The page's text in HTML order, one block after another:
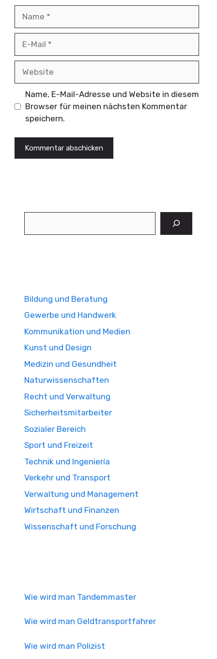
Name, E-Mail-Adresse und Website in diesem
Browser für meinen nächsten Kommentar
speichern.
Bildung und Beratung
Gewerbe und Handwerk
Kommunikation und Medien
Kunst und Design
Medizin und Gesundheit
Naturwissenschaften
Recht und Verwaltung
Sicherheitsmitarbeiter
Sozialer Bereich
Sport und Freizeit
Technik und Ingeniería
Verkehr und Transport
Verwaltung und Management
Wirtschaft und Finanzen
Wissenschaft und Forschung
Wie wird man Tandemmaster
Wie wird man Geldtransportfahrer
Wie wird man Polizist